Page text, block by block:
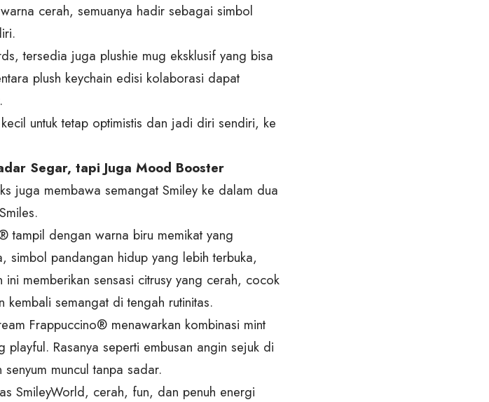
cerah, semuanya hadir sebagai simbol
tersedia juga plushie mug eksklusif yang bisa
plush keychain edisi kolaborasi dapat
untuk tetap optimistis dan jadi diri sendiri, ke
Segar, tapi Juga Mood Booster
juga membawa semangat Smiley ke dalam dua
tampil dengan warna biru memikat yang
simbol pandangan hidup yang lebih terbuka,
memberikan sensasi citrusy yang cerah, cocok
kembali semangat di tengah rutinitas.
Frappuccino® menawarkan kombinasi mint
Rasanya seperti embusan angin sejuk di
muncul tanpa sadar.
SmileyWorld, cerah, fun, dan penuh energi